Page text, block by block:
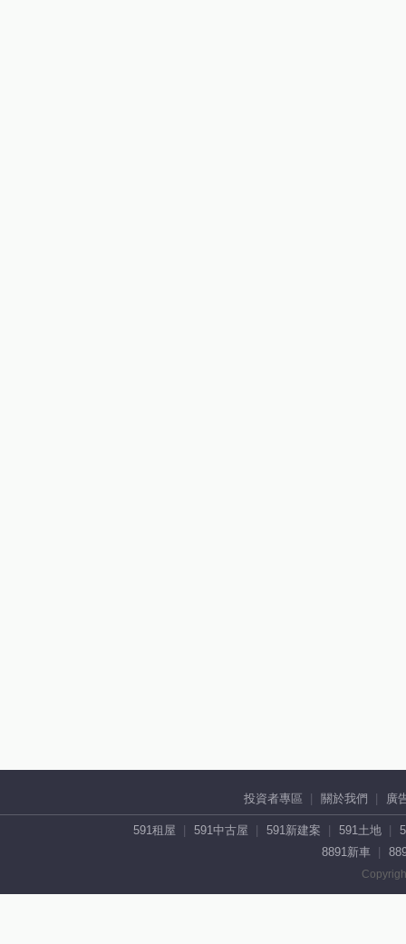
投資者專區 關於我們 廣
591租屋 591中古屋 591新建案 591土地
8891新車